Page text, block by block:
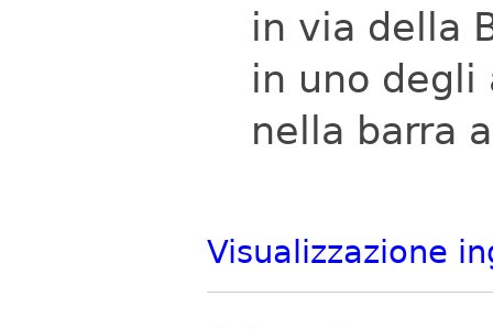
in via della
in uno
nella barra
Visualizzazione